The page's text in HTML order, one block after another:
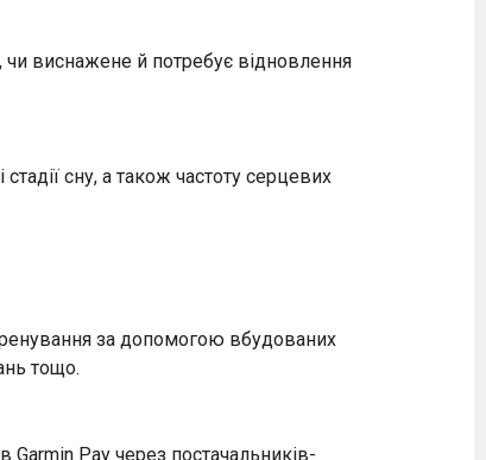
чи виснажене й потребує відновлення
сну, а також частоту серцевих
за допомогою вбудованих
тощо.
Pay через постачальників-